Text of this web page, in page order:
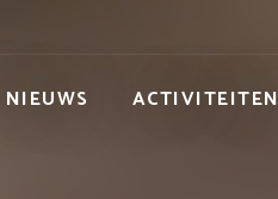
NIEUWS ACTIVITEITEN